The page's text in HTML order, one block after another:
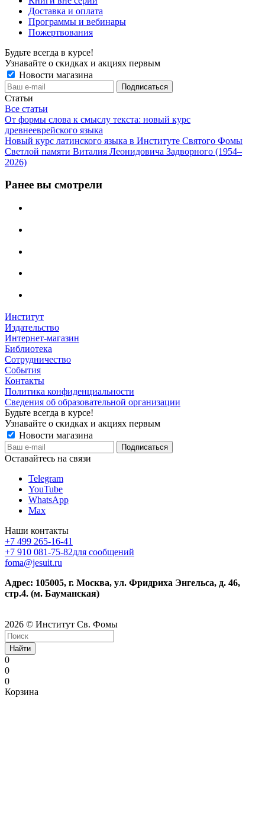
Доставка и оплата
Программы и вебинары
Пожертвования
Будьте всегда в курсе!
Узнавайте о скидках и акциях первым
Новости магазина
Статьи
Все статьи
От формы слова к смыслу текста: новый курс
древнееврейского языка
Новый курс латинского языка в Институте Святого Фомы
Светлой памяти Виталия Леонидовича Задворного (1954–
2026)
Ранее вы смотрели
Институт
Издательство
Интернет-магазин
Библиотека
Сотрудничество
События
Контакты
Политика конфиденциальности
Сведения об образовательной организации
Будьте всегда в курсе!
Узнавайте о скидках и акциях первым
Новости магазина
Оставайтесь на связи
Telegram
YouTube
WhatsApp
Max
Наши контакты
+7 499 265-16-41
+7 910 081-75-82для сообщений
foma@jesuit.ru
Адрес: 105005, г. Москва, ул. Фридриха Энгельса, д. 46,
стр.4. (м. Бауманская)
2026 © Институт Св. Фомы
Найти
0
0
0
Корзина